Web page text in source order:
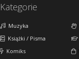
Kategorie
Muzyka
Książki / Pisma
Komiks